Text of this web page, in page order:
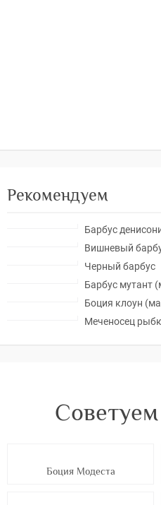
Рекомендуем
Барбус
Вишневый
Черный барбус
Барбус мутант
Боция клоун
Меченосец
Боция Модеста